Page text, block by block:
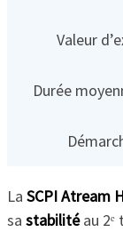
Valeur
Durée
La SCPI Atream
sa stabilitéau 2ᵉ